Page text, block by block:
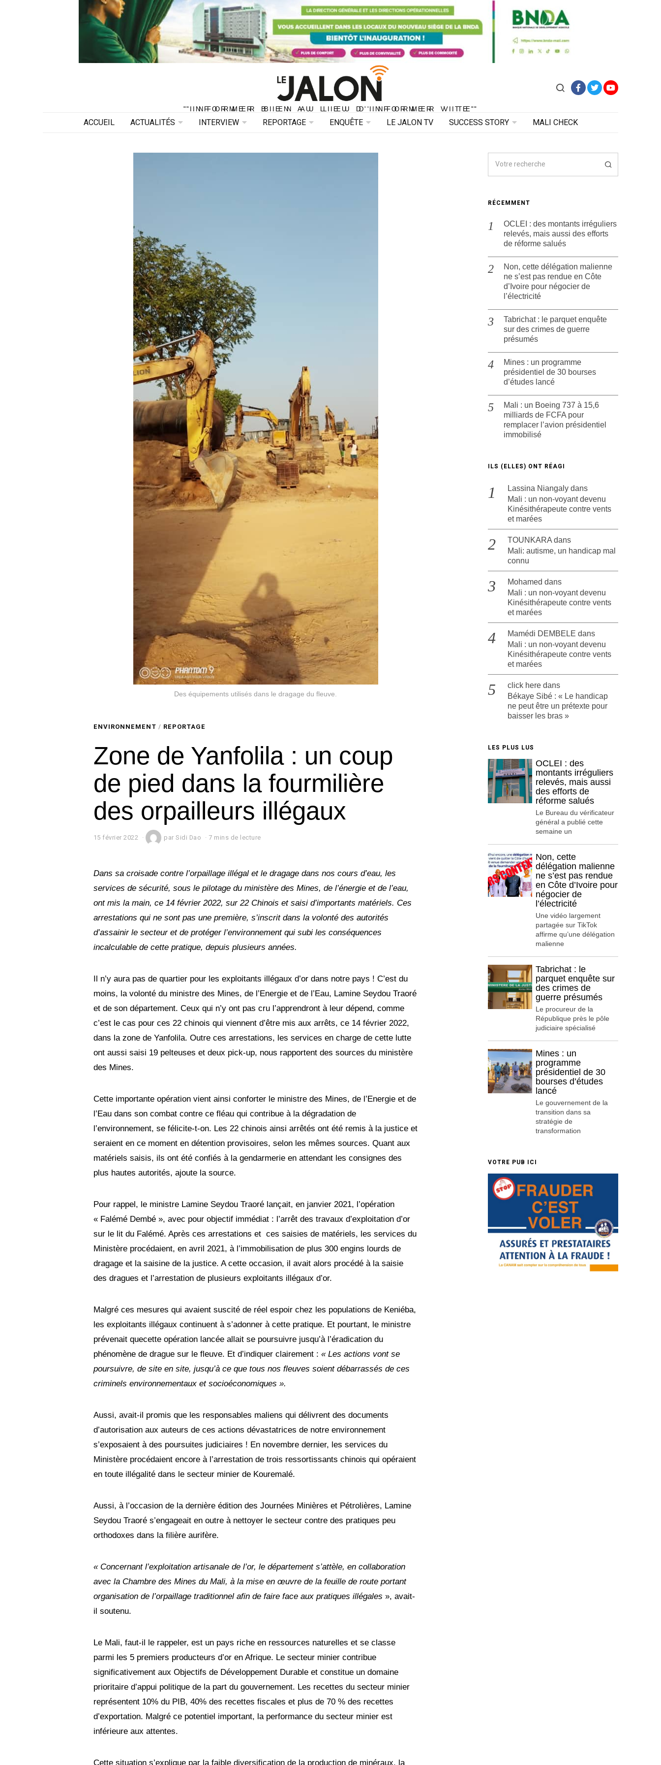
"INFORMER BIEN AU LIEU D'INFORMER VITE"
"INFORMER BIEN AU LIEU D'INFORMER VITE"
ACCUEIL ACTUALITÉS INTERVIEW REPORTAGE ENQUÊTE LE JALON TV SUCCESS STORY MALI CHECK
Des équipements utilisés dans le dragage du fleuve.
ENVIRONNEMENT / REPORTAGE
Zone de Yanfolila : un coup
de pied dans la fourmilière
des orpailleurs illégaux
15 février 2022
v
i
e
r
2
2
2
par Sidi Dao 7 mins de lecture
Dans sa croisade contre l’orpaillage illégal et le dragage dans nos cours d’eau, les
services de sécurité, sous le pilotage du ministère des Mines, de l’énergie et de l’eau,
ont mis la main, ce 14 février 2022, sur 22 Chinois et saisi d’importants matériels. Ces
arrestations qui ne sont pas une première, s’inscrit dans la volonté des autorités
d’assainir le secteur et de protéger l’environnement qui subi les conséquences
incalculable de cette pratique, depuis plusieurs années.
Il n’y aura pas de quartier pour les exploitants illégaux d’or dans notre pays ! C’est du
moins, la volonté du ministre des Mines, de l’Energie et de l’Eau, Lamine Seydou Traoré
et de son département. Ceux qui n’y ont pas cru l’apprendront à leur dépend, comme
c’est le cas pour ces 22 chinois qui viennent d’être mis aux arrêts, ce 14 février 2022,
dans la zone de Yanfolila. Outre ces arrestations, les services en charge de cette lutte
ont aussi saisi 19 pelteuses et deux pick-up, nous rapportent des sources du ministère
des Mines.
Cette importante opération vient ainsi conforter le ministre des Mines, de l’Energie et de
l’Eau dans son combat contre ce fléau qui contribue à la dégradation de
l’environnement, se félicite-t-on. Les 22 chinois ainsi arrêtés ont été remis à la justice et
seraient en ce moment en détention provisoires, selon les mêmes sources. Quant aux
matériels saisis, ils ont été confiés à la gendarmerie en attendant les consignes des
plus hautes autorités, ajoute la source.
Pour rappel, le ministre Lamine Seydou Traoré lançait, en janvier 2021, l’opération
« Falémé Dembé », avec pour objectif immédiat : l’arrêt des travaux d’exploitation d’or
sur le lit du Falémé. Après ces arrestations et ces saisies de matériels, les services du
Ministère procédaient, en avril 2021, à l’immobilisation de plus 300 engins lourds de
dragage et la saisine de la justice. A cette occasion, il avait alors procédé à la saisie
des dragues et l’arrestation de plusieurs exploitants illégaux d’or.
Malgré ces mesures qui avaient suscité de réel espoir chez les populations de Keniéba,
les exploitants illégaux continuent à s’adonner à cette pratique. Et pourtant, le ministre
prévenait quecette opération lancée allait se poursuivre jusqu’à l’éradication du
phénomène de drague sur le fleuve. Et d’indiquer clairement : « Les actions vont se
poursuivre, de site en site, jusqu’à ce que tous nos fleuves soient débarrassés de ces
criminels environnementaux et socioéconomiques ».
Aussi, avait-il promis que les responsables maliens qui délivrent des documents
d’autorisation aux auteurs de ces actions dévastatrices de notre environnement
s’exposaient à des poursuites judiciaires ! En novembre dernier, les services du
Ministère procédaient encore à l’arrestation de trois ressortissants chinois qui opéraient
en toute illégalité dans le secteur minier de Kouremalé.
Aussi, à l’occasion de la dernière édition des Journées Minières et Pétrolières, Lamine
Seydou Traoré s’engageait en outre à nettoyer le secteur contre des pratiques peu
orthodoxes dans la filière aurifère.
« Concernant l’exploitation artisanale de l’or, le département s’attèle, en collaboration
avec la Chambre des Mines du Mali, à la mise en œuvre de la feuille de route portant
organisation de l’orpaillage traditionnel afin de faire face aux pratiques illégales », avait-
il soutenu.
Le Mali, faut-il le rappeler, est un pays riche en ressources naturelles et se classe
parmi les 5 premiers producteurs d’or en Afrique. Le secteur minier contribue
significativement aux Objectifs de Développement Durable et constitue un domaine
prioritaire d’appui politique de la part du gouvernement. Les recettes du secteur minier
représentent 10% du PIB, 40% des recettes fiscales et plus de 70 % des recettes
d’exportation. Malgré ce potentiel important, la performance du secteur minier est
inférieure aux attentes.
Cette situation s’explique par la faible diversification de la production de minéraux, la
RÉCEMMENT
OCLEI : des montants irréguliers
relevés, mais aussi des efforts
de réforme salués
Non, cette délégation malienne
ne s’est pas rendue en Côte
d’Ivoire pour négocier de
l’électricité
Tabrichat : le parquet enquête
sur des crimes de guerre
présumés
Mines : un programme
présidentiel de 30 bourses
d’études lancé
Mali : un Boeing 737 à 15,6
milliards de FCFA pour
remplacer l’avion présidentiel
immobilisé
ILS (ELLES) ONT RÉAGI
Lassina Niangaly dans
Mali : un non-voyant devenu
Kinésithérapeute contre vents
et marées
TOUNKARA dans
Mali: autisme, un handicap mal
connu
Mohamed dans
Mali : un non-voyant devenu
Kinésithérapeute contre vents
et marées
Mamédi DEMBELE dans
Mali : un non-voyant devenu
Kinésithérapeute contre vents
et marées
click here dans
Békaye Sibé : « Le handicap
ne peut être un prétexte pour
baisser les bras »
LES PLUS LUS
OCLEI : des
montants irréguliers
relevés, mais aussi
des efforts de
réforme salués
Le Bureau du vérificateur
général a publié cette
semaine un
Non, cette
délégation malienne
ne s’est pas rendue
en Côte d’Ivoire pour
négocier de
l’électricité
Une vidéo largement
partagée sur TikTok
affirme qu’une délégation
malienne
Tabrichat : le
parquet enquête sur
des crimes de
guerre présumés
Le procureur de la
République près le pôle
judiciaire spécialisé
Mines : un
programme
présidentiel de 30
bourses d’études
lancé
Le gouvernement de la
transition dans sa
stratégie de
transformation
VOTRE PUB ICI